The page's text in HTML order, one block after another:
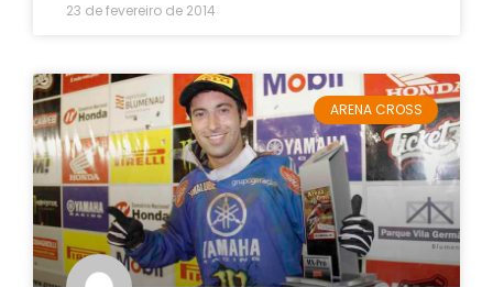
23 de fevereiro de 2014
ARENA CROSS